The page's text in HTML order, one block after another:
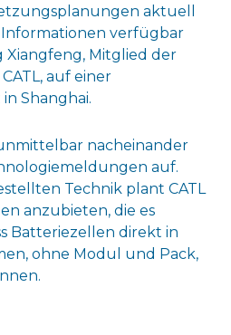
aktuell
verfügbar
Xiangfeng, Mitglied der
auf einer
Shanghai.
nacheinander
auf.
Technik plant CATL
anzubieten, die es
Batteriezellen direkt in
ohne Modul und Pack,